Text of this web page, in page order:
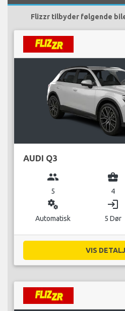
Flizzr tilbyder følgende
AUDI Q3
group
5
business_center
4
miscellaneous_services
Automatisk
login
5 Dør
VIS